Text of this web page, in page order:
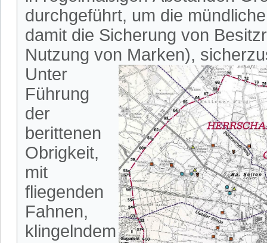
durchgeführt, um die
damit die Sicherung von
Nutzung von Marken),
Unter
Führung
der
berittenen
Obrigkeit,
mit
fliegenden
Fahnen,
klingelndem